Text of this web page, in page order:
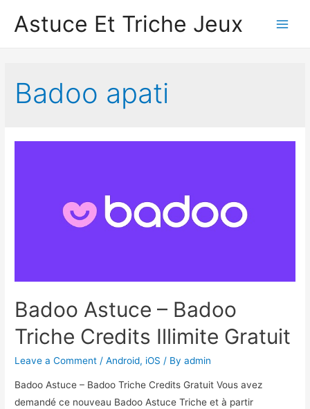
Astuce Et Triche Jeux
Badoo apati
Badoo Astuce – Badoo
Triche Credits Illimite Gratuit
Leave a Comment /Android, iOS / Byadmin
Badoo Astuce – Badoo Triche Credits Gratuit Vous avez
demandé ce nouveau Badoo Astuce Triche et à partir